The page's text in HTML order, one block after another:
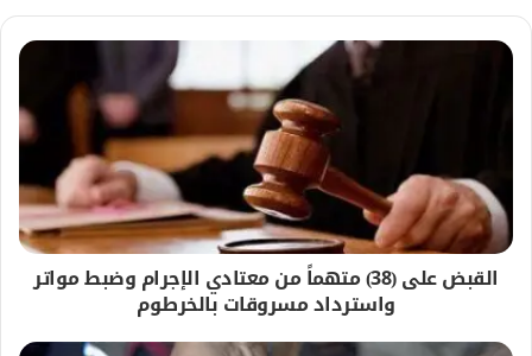
القبض على (38) متهماً من معتادي الإجرام وضبط مواتر
واسترداد مسروقات بالخرطوم